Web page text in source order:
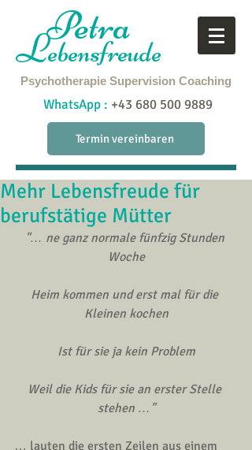
Petra
Lebensfreude
Psychotherapie Supervision Coaching
WhatsApp : +43 680 500 9889
Termin vereinbaren
Mehr Lebensfreude für
berufstätige Mütter
"… ne ganz normale fünfzig Stunden
Woche
Heim kommen und erst mal für die
Kleinen kochen
Ist für sie ja kein Problem
Weil die Kids für sie an erster Stelle
stehen …"
… lauten die ersten Zeilen aus einem